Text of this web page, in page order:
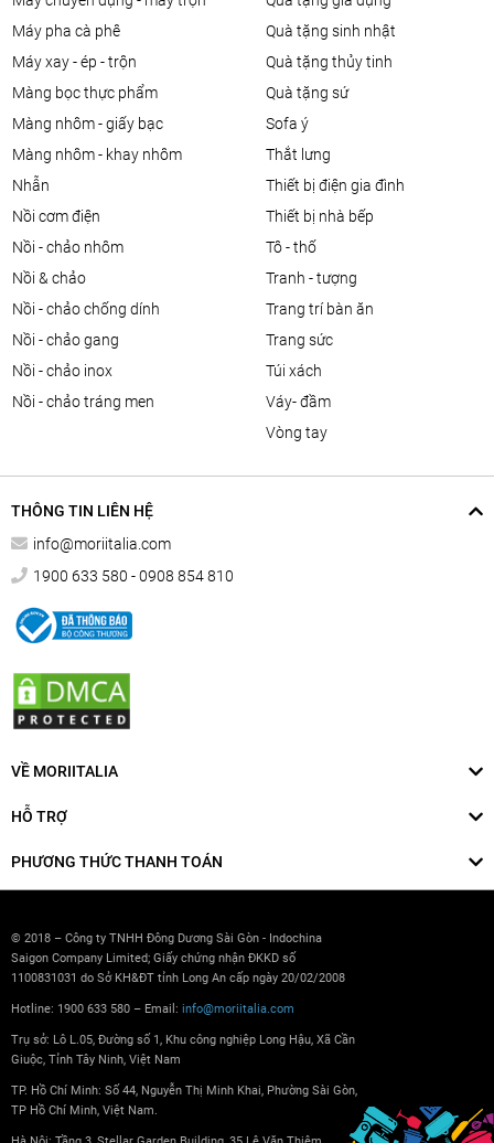
máy pha cà phê
máy xay - ép - trộn
màng bọc thực phẩm
màng nhôm - giấy bạc
màng nhôm - khay nhôm
nhẫn
nồi cơm điện
nồi - chảo nhôm
nồi & chảo
nồi - chảo chống dính
nồi - chảo gang
nồi - chảo inox
nồi - chảo tráng men
quà tặng sinh nhật
quà tặng thủy tinh
quà tặng sứ
sofa ý
thắt lưng
thiết bị điện gia đình
thiết bị nhà bếp
tô - thố
tranh - tượng
trang trí bàn ăn
trang sức
túi xách
váy- đầm
vòng tay
THÔNG TIN LIÊN HỆ
info@moriitalia.com
1900 633 580 - 0908 854 810
VỀ MORIITALIA
HỖ TRỢ
PHƯƠNG THỨC THANH TOÁN
© 2018 – Công ty TNHH Đông Dương Sài Gòn - Indochina
Saigon Company Limited; Giấy chứng nhận ĐKKD số
1100831031 do Sở KH&ĐT tỉnh Long An cấp ngày 20/02/2008
Hotline: 1900 633 580 – Email: info@moriitalia.com
Trụ sở: Lô L.05, Đường số 1, Khu công nghiệp Long Hậu, Xã Cần
Giuộc, Tỉnh Tây Ninh, Việt Nam
TP. Hồ Chí Minh: Số 44, Nguyễn Thị Minh Khai, Phường Sài Gòn,
TP Hồ Chí Minh, Việt Nam.